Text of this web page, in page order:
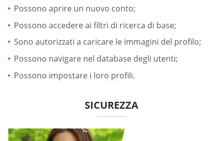
Possono aprire un nuovo conto;
Possono accedere ai filtri di ricerca di base;
Sono autorizzati a caricare le immagini del profilo;
Possono navigare nel database degli utenti;
Possono impostare i loro profili.
SICUREZZA